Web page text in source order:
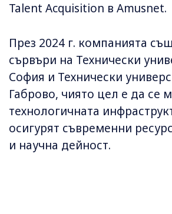
Talent Acquisition в Amusnet.
През 2024 г. компанията
сървъри на Технически
София и Технически
Габрово, чиято цел е да се
технологичната
осигурят съвременни
и научна дейност.